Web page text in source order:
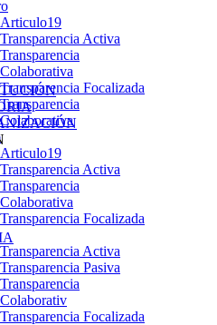
Articulo19
Transparencia Activa
Transparencia
Colaborativa
Transparencia Focalizada
Transparencia
Colaborativa
Articulo19
Transparencia Activa
Transparencia
Colaborativa
Transparencia Focalizada
Transparencia Activa
Transparencia Pasiva
Transparencia
Colaborativ
Transparencia Focalizada